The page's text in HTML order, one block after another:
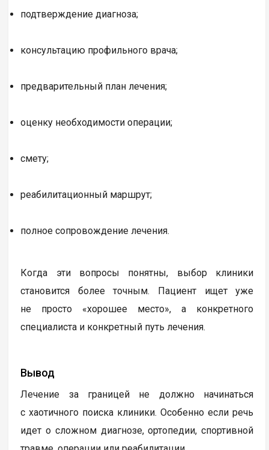
подтверждение диагноза;
консультацию профильного врача;
предварительный план лечения;
оценку необходимости операции;
смету;
реабилитационный маршрут;
полное сопровождение лечения.
Когда эти вопросы понятны, выбор клиники
становится более точным. Пациент ищет уже
не просто «хорошее место», а конкретного
специалиста и конкретный путь лечения.
Вывод
Лечение за границей не должно начинаться
с хаотичного поиска клиники. Особенно если речь
идет о сложном диагнозе, ортопедии, спортивной